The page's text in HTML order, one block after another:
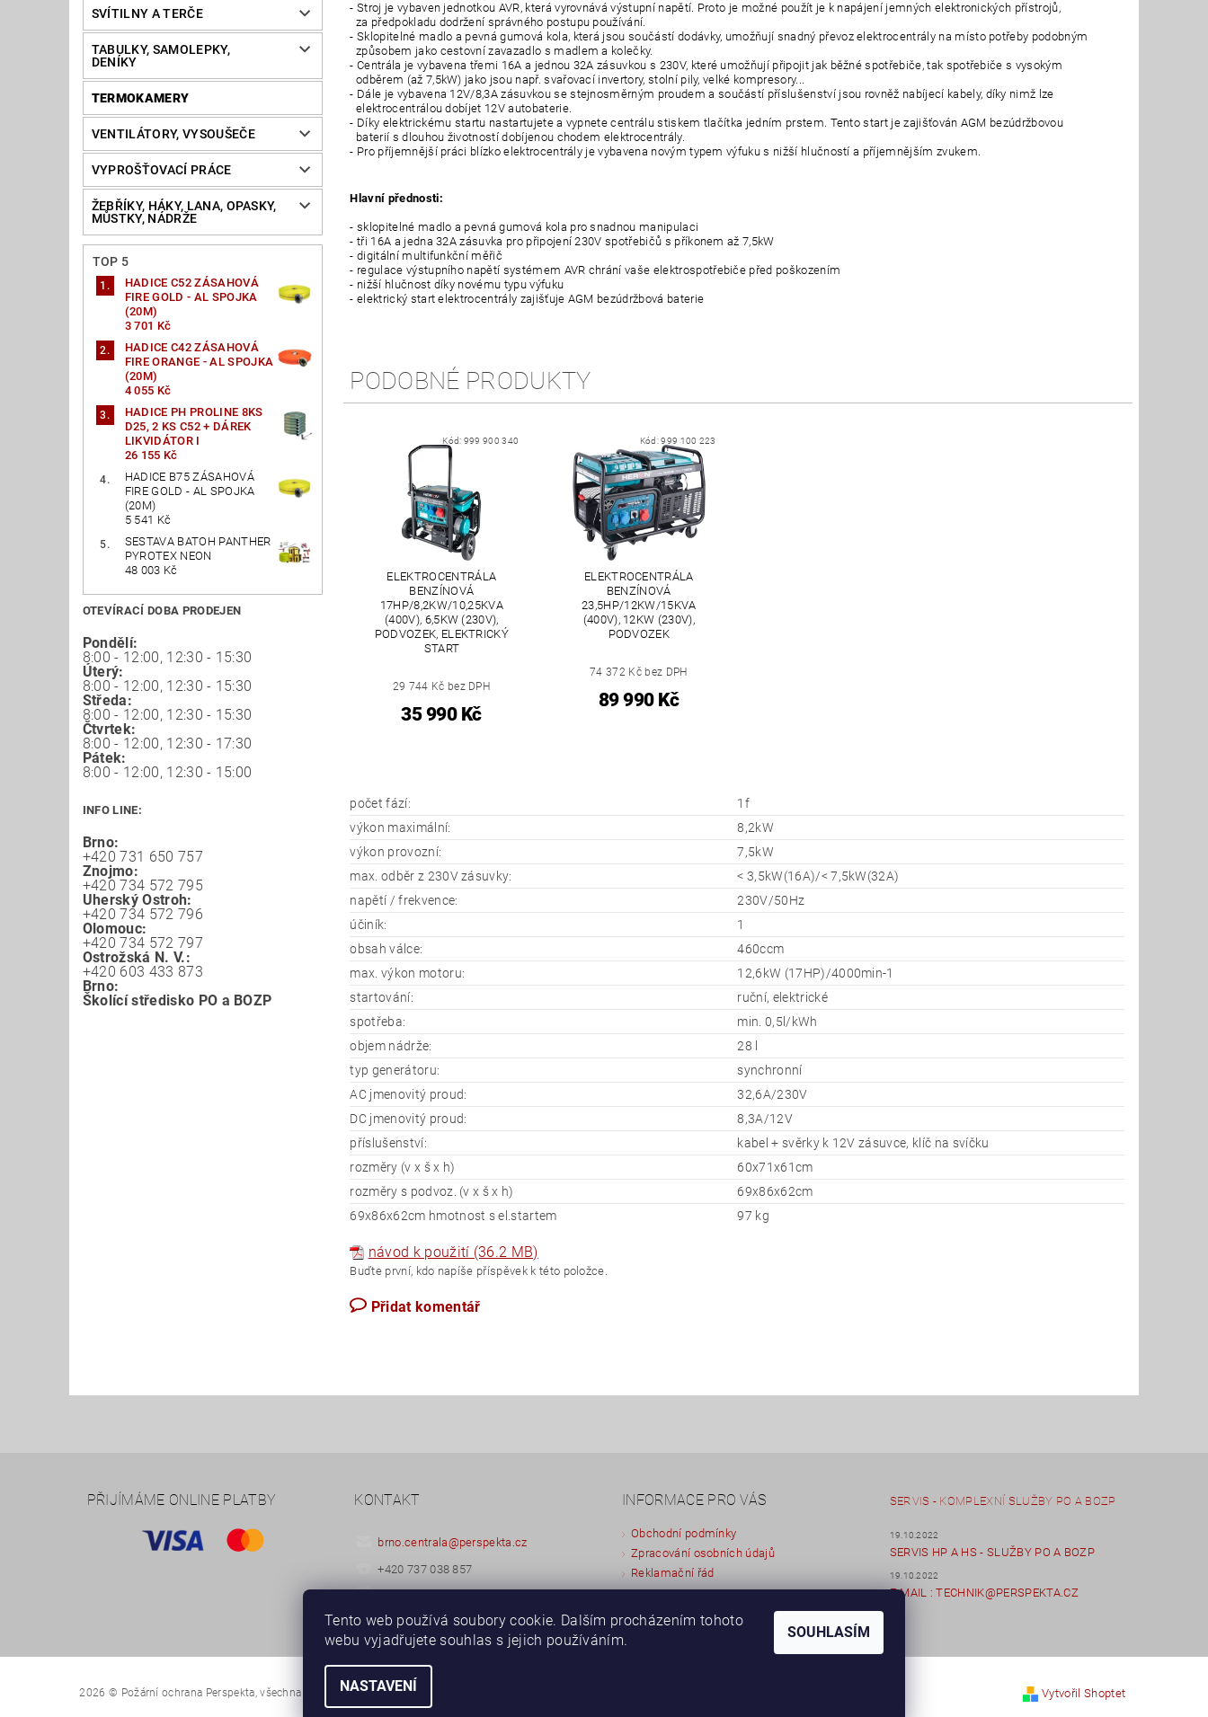
SVÍTILNY A TERČE
TABULKY, SAMOLEPKY,
DENÍKY
TERMOKAMERY
VENTILÁTORY, VYSOUŠEČE
VYPROŠŤOVACÍ PRÁCE
ŽEBŘÍKY, HÁKY, LANA, OPASKY,
MŮSTKY, NÁDRŽE
TOP 5
HADICE C52 ZÁSAHOVÁ
FIRE GOLD - AL SPOJKA
(20M)
3 701 Kč
HADICE C42 ZÁSAHOVÁ
FIRE ORANGE - AL SPOJKA
(20M)
4 055 Kč
HADICE PH PROLINE 8KS
D25, 2 KS C52 + DÁREK
LIKVIDÁTOR I
26 155 Kč
HADICE B75 ZÁSAHOVÁ
FIRE GOLD - AL SPOJKA
(20M)
5 541 Kč
SESTAVA BATOH PANTHER
PYROTEX NEON
48 003 Kč
OTEVÍRACÍ DOBA PRODEJEN
Pondělí:
8:00 - 12:00, 12:30 - 15:30
Úterý:
8:00 - 12:00, 12:30 - 15:30
Středa:
8:00 - 12:00, 12:30 - 15:30
Čtvrtek:
8:00 - 12:00, 12:30 - 17:30
Pátek:
8:00 - 12:00, 12:30 - 15:00
INFO LINE:
Brno:
+420 731 650 757
Znojmo:
+420 734 572 795
Uherský Ostroh:
+420 734 572 796
Olomouc:
+420 734 572 797
Ostrožská N. V.:
+420 603 433 873
Brno:
Školící středisko PO a BOZP
- Stroj je vybaven jednotkou AVR, která vyrovnává výstupní napětí. Proto je možné použít je k napájení jemných elektronických přístrojů,
za předpokladu dodržení správného postupu používání.
- Sklopitelné madlo a pevná gumová kola, která jsou součástí dodávky, umožňují snadný převoz elektrocentrály na místo potřeby podobným
způsobem jako cestovní zavazadlo s madlem a kolečky.
- Centrála je vybavena třemi 16A a jednou 32A zásuvkou s 230V, které umožňují připojit jak běžné spotřebiče, tak spotřebiče s vysokým
odběrem (až 7,5kW) jako jsou např. svařovací invertory, stolní pily, velké kompresory...
- Dále je vybavena 12V/8,3A zásuvkou se stejnosměrným proudem a součástí příslušenství jsou rovněž nabíjecí kabely, díky nimž lze
elektrocentrálou dobíjet 12V autobaterie.
- Díky elektrickému startu nastartujete a vypnete centrálu stiskem tlačítka jedním prstem. Tento start je zajišťován AGM bezúdržbovou
baterií s dlouhou životnostídobíjenou chodem elektrocentrály.
- Pro příjemnější práci blízko elektrocentrály je vybavena novým typem výfuku s nižší hlučností a příjemnějším zvukem.
Hlavní přednosti:
- sklopitelné madlo a pevná gumová kola pro snadnou manipulaci
-tři 16A a jedna 32A zásuvka pro připojení 230V spotřebičů s příkonem až 7,5kW
-digitální multifunkční měřič
- regulace výstupního napětí systémem AVR chrání vaše elektrospotřebiče před poškozením
- nižší hlučnost díky novému typu výfuku
-elektrický start elektrocentrály zajišťuje AGM bezúdržbová baterie
PODOBNÉ PRODUKTY
Kód: 999 900 340
ELEKTROCENTRÁLA
BENZÍNOVÁ
17HP/8,2KW/10,25KVA
(400V), 6,5KW (230V),
PODVOZEK, ELEKTRICKÝ
START
29 744 Kč bez DPH
35 990 Kč
Kód:999 100 223
ELEKTROCENTRÁLA
BENZÍNOVÁ
23,5HP/12KW/15KVA
(400V), 12KW (230V),
PODVOZEK
74 372 Kč bez DPH
89 990 Kč
počet fází:
1f
výkon maximální:
8,2kW
výkon provozní:
7,5kW
max. odběr z 230V zásuvky:
< 3,5kW(16A)/< 7,5kW(32A)
napětí / frekvence:
230V/50Hz
účiník:
1
obsah válce:
460ccm
max. výkon motoru:
12,6kW (17HP)/4000min-1
startování:
ruční, elektrické
spotřeba:
min. 0,5l/kWh
objem nádrže:
28 l
typ generátoru:
synchronní
AC jmenovitý proud:
32,6A/230V
DC jmenovitý proud:
8,3A/12V
příslušenství:
kabel + svěrky k 12V zásuvce, klíč na svíčku
rozměry (v x š x h)
60x71x61cm
rozměry s podvoz. (v x š x h)
69x86x62cm
69x86x62cm hmotnost s el.startem
97 kg
návod k použití (36.2 MB)
Buďte první, kdo napíše příspěvek k této položce.
Přidat komentář
PŘIJÍMÁME ONLINE PLATBY KONTAKT
brno.centrala@perspekta.cz
+420 737 038 857
INFORMACE PRO VÁS
Obchodní podmínky
Zpracování osobních údajů
Reklamační řád
SERVIS - KOMPLEXNÍ SLUŽBY PO A BOZP
19.10.2022
SERVIS HP A HS - SLUŽBY PO A BOZP
19.10.2022
E-MAIL : TECHNIK@PERSPEKTA.CZ
Apartmán Perspekta 196
2026 © Požární ochrana Perspekta, všechna práva vyhrazena Vytvořil Shoptet
Tento web používá soubory cookie. Dalším procházením tohoto
webu vyjadřujete souhlas s jejich používáním.
NASTAVENÍ
SOUHLASÍM